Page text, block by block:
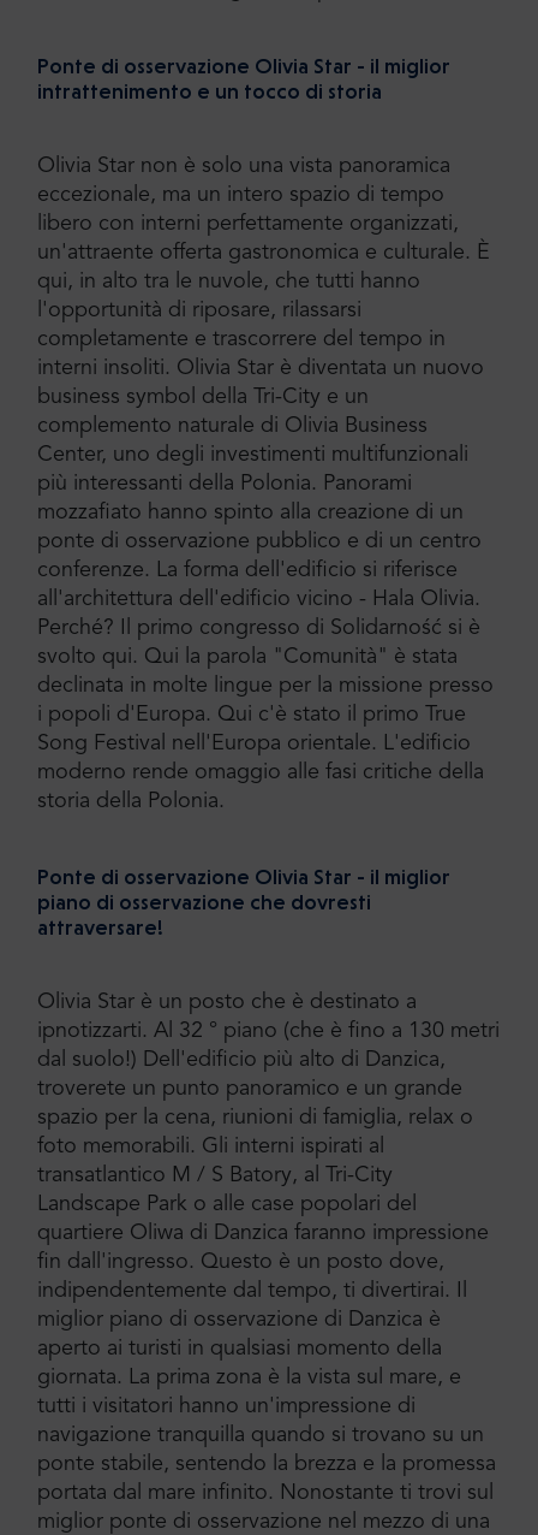
Ponte di osservazione Olivia Star - il miglior
intrattenimento e un tocco di storia
Olivia Star non è solo una vista panoramica
eccezionale, ma un intero spazio di tempo
libero con interni perfettamente organizzati,
un'attraente offerta gastronomica e culturale. È
qui, in alto tra le nuvole, che tutti hanno
l'opportunità di riposare, rilassarsi
completamente e trascorrere del tempo in
interni insoliti. Olivia Star è diventata un nuovo
business symbol della Tri-City e un
complemento naturale di Olivia Business
Center, uno degli investimenti multifunzionali
più interessanti della Polonia. Panorami
mozzafiato hanno spinto alla creazione di un
ponte di osservazione pubblico e di un centro
conferenze. La forma dell'edificio si riferisce
all'architettura dell'edificio vicino - Hala Olivia.
Perché? Il primo congresso di Solidarność si è
svolto qui. Qui la parola "Comunità" è stata
declinata in molte lingue per la missione presso
i popoli d'Europa. Qui c'è stato il primo True
Song Festival nell'Europa orientale. L'edificio
moderno rende omaggio alle fasi critiche della
storia della Polonia.
Ponte di osservazione Olivia Star - il miglior
piano di osservazione che dovresti
attraversare!
Olivia Star è un posto che è destinato a
ipnotizzarti. Al 32 ° piano (che è fino a 130 metri
dal suolo!) Dell'edificio più alto di Danzica,
troverete un punto panoramico e un grande
spazio per la cena, riunioni di famiglia, relax o
foto memorabili. Gli interni ispirati al
transatlantico M / S Batory, al Tri-City
Landscape Park o alle case popolari del
quartiere Oliwa di Danzica faranno impressione
fin dall'ingresso. Questo è un posto dove,
indipendentemente dal tempo, ti divertirai. Il
miglior piano di osservazione di Danzica è
aperto ai turisti in qualsiasi momento della
giornata. La prima zona è la vista sul mare, e
tutti i visitatori hanno un'impressione di
navigazione tranquilla quando si trovano su un
ponte stabile, sentendo la brezza e la promessa
portata dal mare infinito. Nonostante ti trovi sul
miglior ponte di osservazione nel mezzo di una